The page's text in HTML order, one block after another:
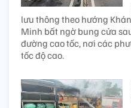
lưu thông theo hướng
Minh bất ngờ bung cửa
đường cao tốc, nơi các
tốc độ cao.